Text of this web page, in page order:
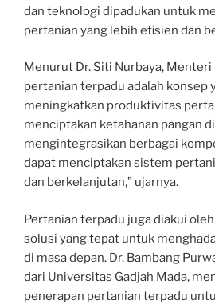
dan teknologi dipadukan untuk
pertanian yang lebih efisien dan
Menurut Dr. Siti Nurbaya,
pertanian terpadu adalah konsep
meningkatkan produktivitas
menciptakan ketahanan pangan
mengintegrasikan berbagai
dapat menciptakan sistem
dan berkelanjutan,” ujarnya.
Pertanian terpadu juga diakui
solusi yang tepat untuk
di masa depan. Dr. Bambang
dari Universitas Gadjah Mada,
penerapan pertanian terpadu